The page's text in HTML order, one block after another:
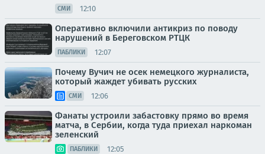
СМИ 12:10
Оперативно включили антикриз по поводу
нарушений в Береговском РТЦК
ПАБЛИКИ 12:07
Почему Вучич не осек немецкого журналиста,
который жаждет убивать русских
СМИ 12:06
Фанаты устроили забастовку прямо во время
матча, в Сербии, когда туда приехал наркоман
зеленский
ПАБЛИКИ 12:05